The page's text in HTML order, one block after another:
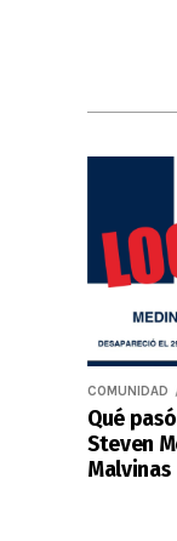
COMUNIDAD
Qué
Steven
Malvinas